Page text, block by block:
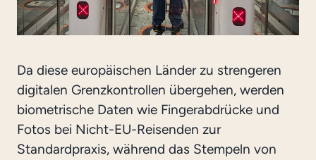
Da diese europäischen Länder zu strengeren
digitalen Grenzkontrollen übergehen, werden
biometrische Daten wie Fingerabdrücke und
Fotos bei Nicht-EU-Reisenden zur
Standardpraxis, während das Stempeln von